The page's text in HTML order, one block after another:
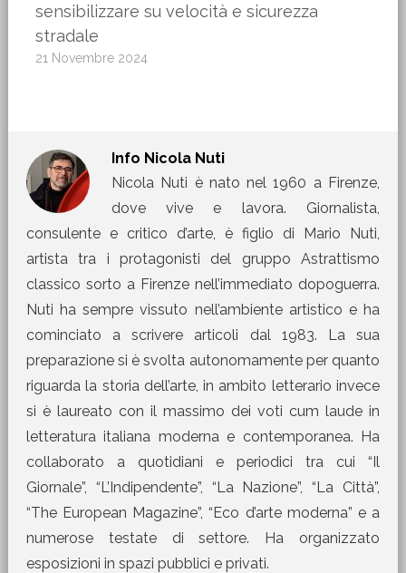
sensibilizzare su velocità e sicurezza
stradale
21 Novembre 2024
Info Nicola Nuti
Nicola Nuti è nato nel 1960 a Firenze,
dove vive e lavora. Giornalista,
consulente e critico d’arte, è figlio di Mario Nuti,
artista tra i protagonisti del gruppo Astrattismo
classico sorto a Firenze nell’immediato dopoguerra.
Nuti ha sempre vissuto nell’ambiente artistico e ha
cominciato a scrivere articoli dal 1983. La sua
preparazione si è svolta autonomamente per quanto
riguarda la storia dell’arte, in ambito letterario invece
si è laureato con il massimo dei voti cum laude in
letteratura italiana moderna e contemporanea. Ha
collaborato a quotidiani e periodici tra cui “Il
Giornale”, “L’Indipendente”, “La Nazione”, “La Città”,
“The European Magazine”, “Eco d’arte moderna” e a
numerose testate di settore. Ha organizzato
esposizioni in spazi pubblici e privati.